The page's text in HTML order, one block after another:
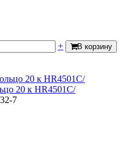
+ В корзину
20 к HR4501C/
7